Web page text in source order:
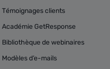
Témoignages clients
Académie GetResponse
Bibliothèque de webinaires
Modèles d’e-mails